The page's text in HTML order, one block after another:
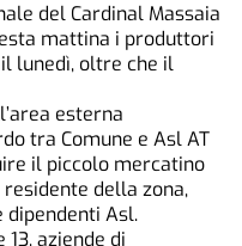
del Cardinal Massaia
mattina i produttori
lunedì, oltre che il
esterna
tra Comune e Asl AT
il piccolo mercatino
della zona,
dipendenti Asl.
aziende di